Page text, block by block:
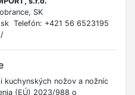
SK
Telefón: +421 56 6523195
kuchynských nožov a nožníc
(EÚ) 2023/988 o